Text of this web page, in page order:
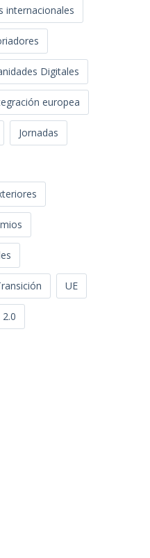
internacionales
Digitales
europea
Jornadas
UE